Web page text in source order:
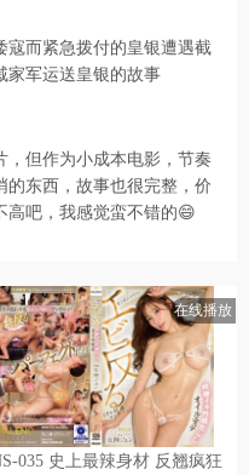
寇而紧急拨付的皇银遭遇截
家军运送皇银的故事
，但作为小成本电影，节奏
的东西，故事也很完整，价
高吧，我感觉蛮不错的😄